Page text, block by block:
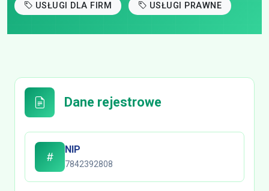
USŁUGI DLA FIRM USŁUGI PRAWNE
Dane rejestrowe
NIP
7842392808